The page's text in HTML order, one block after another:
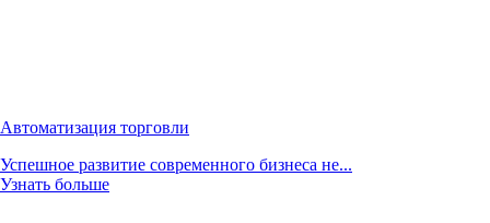
Автоматизация торговли
Успешное развитие современного бизнеса не...
Узнать больше